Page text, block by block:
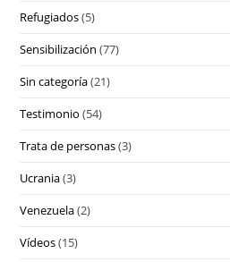
Refugiados(5)
Sensibilización (77)
Sin categoría(21)
Testimonio (54)
Trata de personas(3)
Ucrania(3)
Venezuela(2)
Vídeos(15)